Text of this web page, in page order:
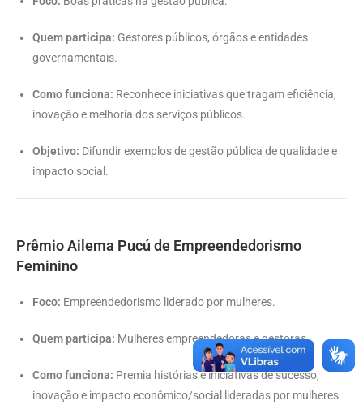
Quem participa: Gestores públicos, órgãos e entidades
governamentais.
Como funciona: Reconhece iniciativas que tragam eficiência,
inovação e melhoria dos serviços públicos.
Objetivo: Difundir exemplos de gestão pública de qualidade e
impacto social.
Prêmio Ailema Pucú de Empreendedorismo
Feminino
Foco: Empreendedorismo liderado por mulheres.
Quem participa: Mulheres empreendedoras e gestoras.
Como funciona: Premia histórias e iniciativas de sucesso,
inovação e impacto econômico/social lideradas por mulheres.